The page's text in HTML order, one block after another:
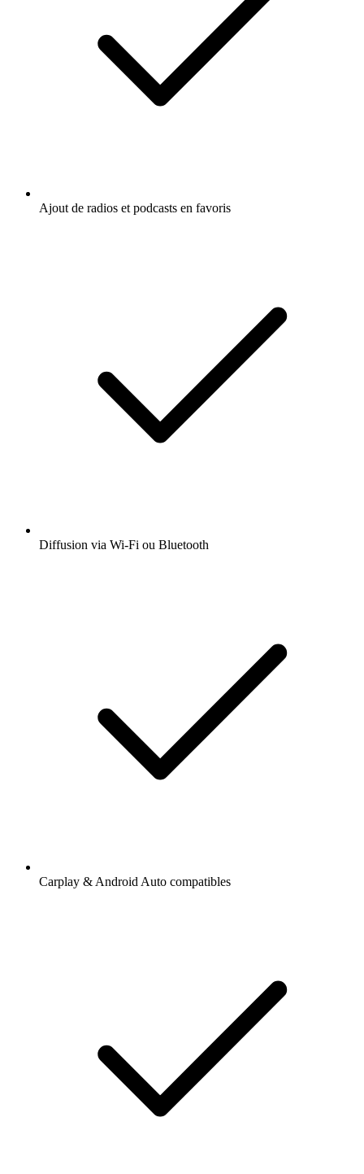
Ajout de radios et podcasts en favoris
Diffusion via Wi-Fi ou Bluetooth
Carplay & Android Auto compatibles